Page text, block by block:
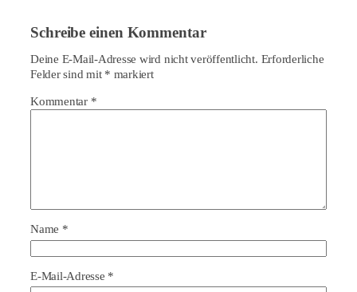
Schreibe einen Kommentar
Deine E-Mail-Adresse wird nicht veröffentlicht. Erforderliche
Felder sind mit * markiert
Kommentar *
Name *
E-Mail-Adresse *